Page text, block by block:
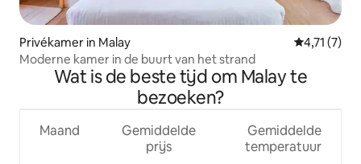
Privékamer in Malay
4,71 (7)
Moderne kamer in de buurt van het strand
Wat is de beste tijd om Malay te
bezoeken?
Maand
Gemiddelde
prijs
Gemiddelde
temperatuur